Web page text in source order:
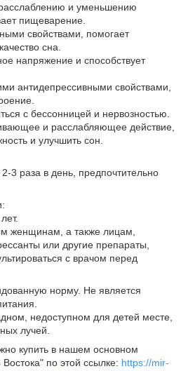
и уменьшению
пищеварение.
свойствами, помогает
сна.
напряжение и способствует
антидепрессивными свойствами,
с бессонницей и нервозностью.
и расслабляющее действие,
и улучшить сон.
3 раза в день, предпочтительно
женщинам, а также лицам,
или другие препараты,
с врачом перед
норму. Не является
недоступном для детей месте,
лучей.
купить в нашем основном
по этой ссылке: https://mir-